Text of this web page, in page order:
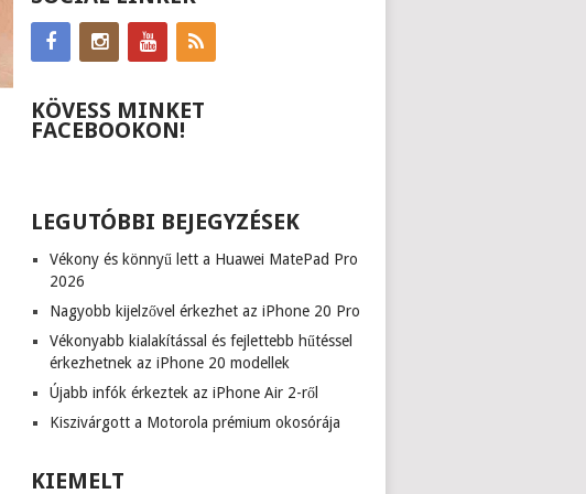
KÖVESS MINKET
FACEBOOKON!
LEGUTÓBBI BEJEGYZÉSEK
Vékony és könnyű lett a Huawei MatePad Pro
2026
Nagyobb kijelzővel érkezhet az iPhone 20 Pro
Vékonyabb kialakítással és fejlettebb hűtéssel
érkezhetnek az iPhone 20 modellek
Újabb infók érkeztek az iPhone Air 2-ről
Kiszivárgott a Motorola prémium okosórája
KIEMELT